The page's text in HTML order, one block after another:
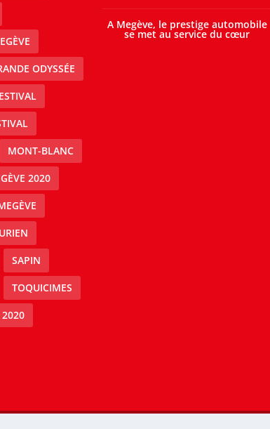
ODYSSÉE
MONT-BLANC
2020
SAPIN
TOQUICIMES
2020
A Megève, le prestige automobile
se met au service du cœur